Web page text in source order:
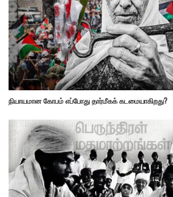
நியாயமான கோபம் எப்போது தார்மீகக் கடமையாகிறது?